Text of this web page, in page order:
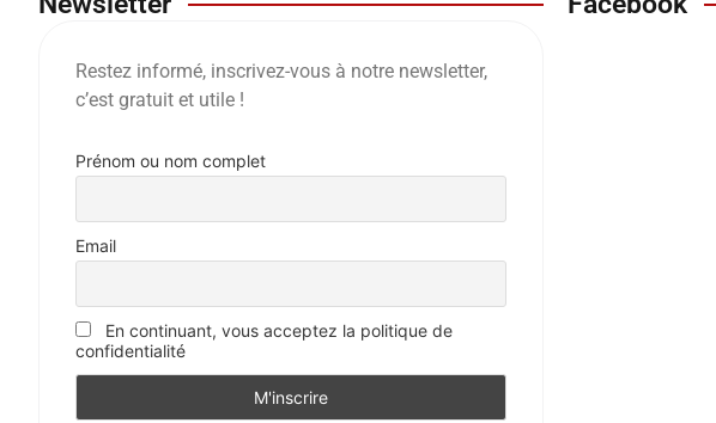
Restez informé, inscrivez-vous à notre newsletter,
c’est gratuit et utile !
Prénom ou nom complet
Email
En continuant, vous acceptez la politique de
confidentialité